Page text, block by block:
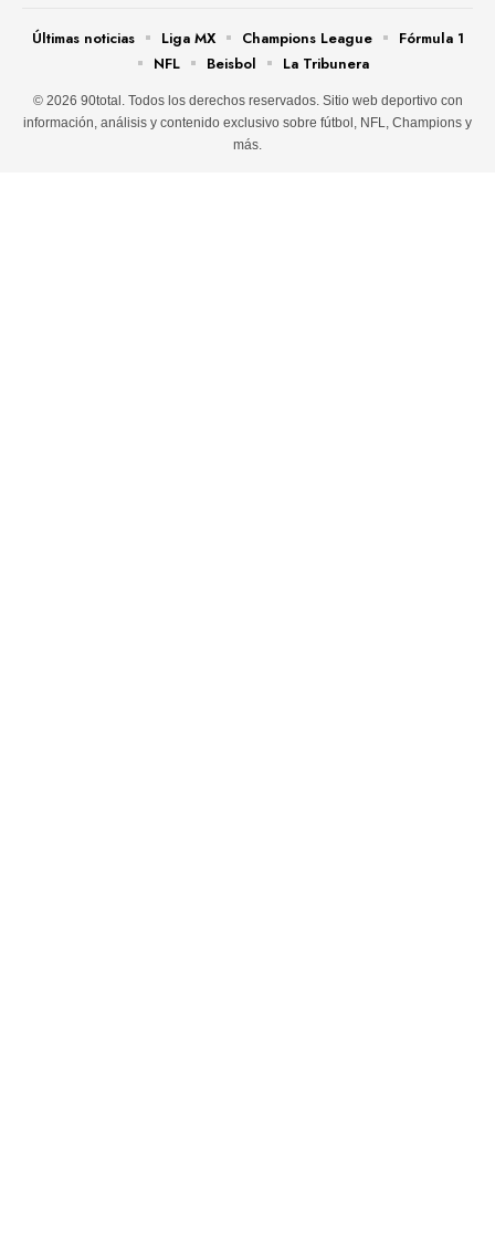
© 2026 90total. Todos los derechos reservados. Sitio web deportivo con
información, análisis y contenido exclusivo sobre fútbol, NFL, Champions y
más.
Últimas noticias Liga MX Champions League
Fórmula 1
NFL
Beisbol La Tribunera